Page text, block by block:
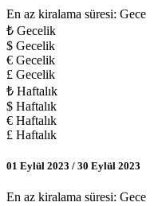
En az kiralama süresi: Gece
₺ Gecelik
$ Gecelik
€ Gecelik
£ Gecelik
₺ Haftalık
$ Haftalık
€ Haftalık
£ Haftalık
01 Eylül 2023 / 30 Eylül 2023
En az kiralama süresi: Gece